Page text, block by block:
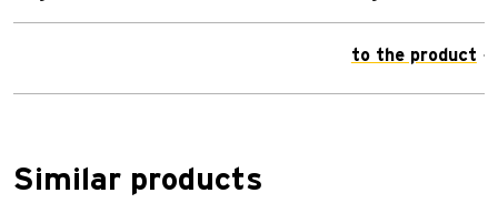
to the product
Similar products